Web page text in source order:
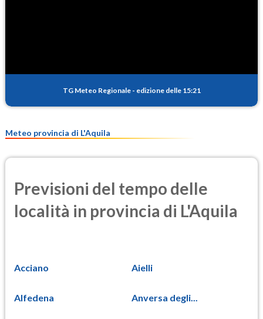
PM25
TG Meteo Regionale - edizione delle 15:21
Meteo provincia di L'Aquila
Previsioni del tempo delle
località in provincia di L'Aquila
Acciano Aielli
Alfedena Anversa degli...